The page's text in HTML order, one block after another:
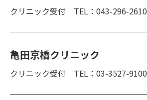
クリニック受付 TEL：043-296-2610
亀田京橋クリニック
クリニック受付 TEL：03-3527-9100